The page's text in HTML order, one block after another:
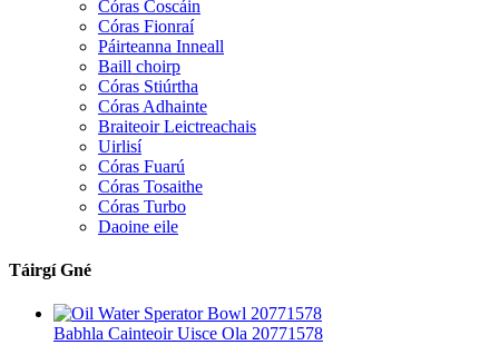
Córas Coscáin
Córas Fionraí
Páirteanna Inneall
Baill choirp
Córas Stiúrtha
Córas Adhainte
Braiteoir Leictreachais
Uirlisí
Córas Fuarú
Córas Tosaithe
Córas Turbo
Daoine eile
Táirgí Gné
Babhla Cainteoir Uisce Ola 20771578